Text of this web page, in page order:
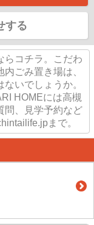
する
らコチラ。こだわ
ごみ置き場は、
いでしょうか。
HOMEには高槻
問、見学予約など
まで。